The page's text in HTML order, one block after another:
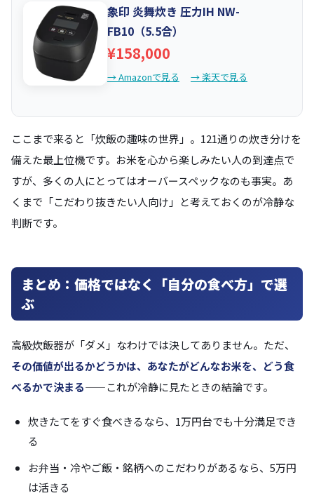
象印 炎舞炊き 圧力IH NW-
FB10（5.5合）
¥158,000
→ Amazonで見る → 楽天で見る
ここまで来ると「炊飯の趣味の世界」。121通りの炊き分けを
備えた最上位機です。お米を心から楽しみたい人の到達点で
すが、多くの人にとってはオーバースペックなのも事実。あ
くまで「こだわり抜きたい人向け」と考えておくのが冷静な
判断です。
まとめ：価格ではなく「自分の食べ方」で選
ぶ
高級炊飯器が「ダメ」なわけでは決してありません。ただ、
その価値が出るかどうかは、あなたがどんなお米を、どう食
べるかで決まる——これが冷静に見たときの結論です。
炊きたてをすぐ食べきるなら、1万円台でも十分満足でき
る
お弁当・冷やご飯・銘柄へのこだわりがあるなら、5万円
は活きる